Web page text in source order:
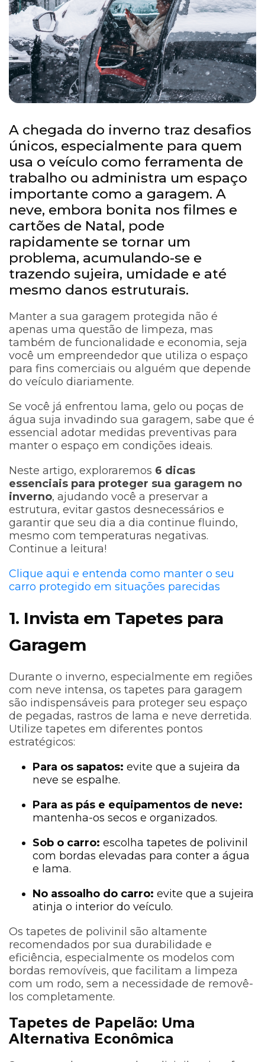
A chegada do inverno traz desafios
únicos, especialmente para quem
usa o veículo como ferramenta de
trabalho ou administra um espaço
importante como a garagem. A
neve, embora bonita nos filmes e
cartões de Natal, pode
rapidamente se tornar um
problema, acumulando-se e
trazendo sujeira, umidade e até
mesmo danos estruturais.
Manter a sua garagem protegida não é
apenas uma questão de limpeza, mas
também de funcionalidade e economia, seja
você um empreendedor que utiliza o espaço
para fins comerciais ou alguém que depende
do veículo diariamente.
Se você já enfrentou lama, gelo ou poças de
água suja invadindo sua garagem, sabe que é
essencial adotar medidas preventivas para
manter o espaço em condições ideais.
Neste artigo, exploraremos 6 dicas
essenciais para proteger sua garagem no
inverno, ajudando você a preservar a
estrutura, evitar gastos desnecessários e
garantir que seu dia a dia continue fluindo,
mesmo com temperaturas negativas.
Continue a leitura!
Clique aqui e entenda como manter o seu
carro protegido em situações parecidas
1. Invista em Tapetes para
Garagem
Durante o inverno, especialmente em regiões
com neve intensa, os tapetes para garagem
são indispensáveis para proteger seu espaço
de pegadas, rastros de lama e neve derretida.
Utilize tapetes em diferentes pontos
estratégicos:
Para os sapatos: evite que a sujeira da
neve se espalhe.
Para as pás e equipamentos de neve:
mantenha-os secos e organizados.
Sob o carro: escolha tapetes de polivinil
com bordas elevadas para conter a água
e lama.
No assoalho do carro: evite que a sujeira
atinja o interior do veículo.
Os tapetes de polivinil são altamente
recomendados por sua durabilidade e
eficiência, especialmente os modelos com
bordas removíveis, que facilitam a limpeza
com um rodo, sem a necessidade de removê-
los completamente.
Tapetes de Papelão: Uma
Alternativa Econômica